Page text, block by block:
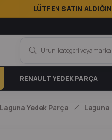
LÜTFEN SATIN
RENAULT YEDEK PARÇA
Laguna Yedek Parça Laguna